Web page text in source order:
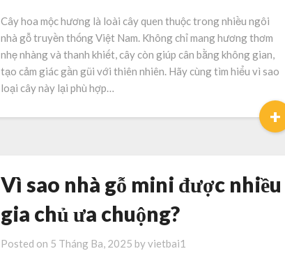
Cây hoa mộc hương là loài cây quen thuộc trong nhiều ngôi
nhà gỗ truyền thống Việt Nam. Không chỉ mang hương thơm
nhẹ nhàng và thanh khiết, cây còn giúp cân bằng không gian,
tạo cảm giác gần gũi với thiên nhiên. Hãy cùng tìm hiểu vì sao
loại cây này lại phù hợp…
+
Vì sao nhà gỗ mini được nhiều
gia chủ ưa chuộng?
Posted on 5 Tháng Ba, 2025 byvietbai1